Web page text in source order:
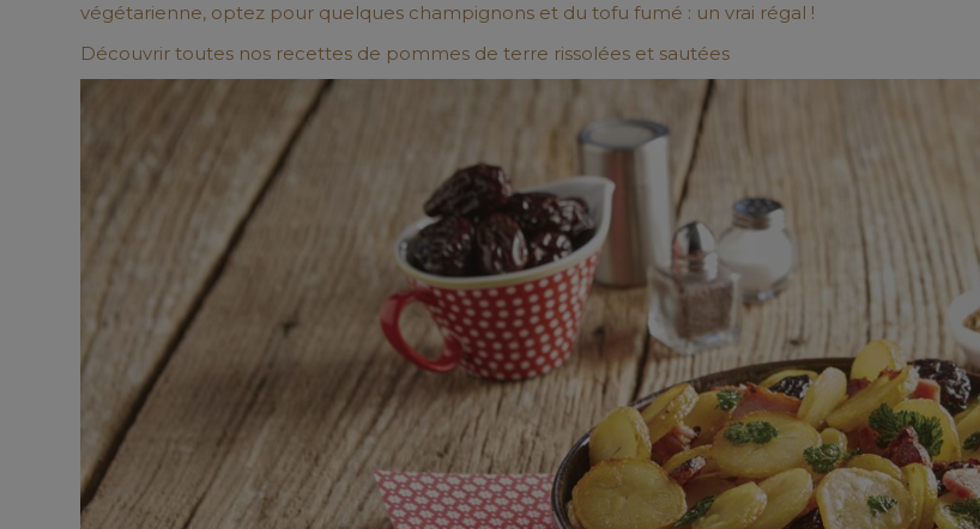
végétarienne, optez pour quelques champignons et du tofu fumé : un vrai régal !
Découvrir toutes nos recettes de pommes de terre rissolées et sautées